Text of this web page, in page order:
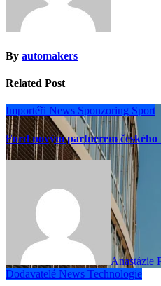
By automakers
Related Post
Importéři News Sponzoring Sport
Ford novým partnerem českého
Anastázie
Dodavatelé News Technologie